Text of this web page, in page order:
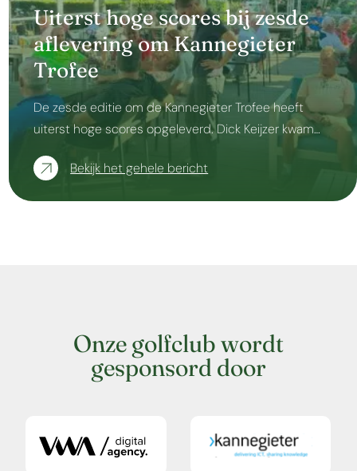
Uiterst hoge scores bij zesde
aflevering om Kannegieter
Trofee
De zesde editie om de Kannegieter Trofee heeft
uiterst hoge scores opgeleverd. Dick Keijzer kwam…
Bekijk het gehele bericht
Onze golfclub wordt
gesponsord door